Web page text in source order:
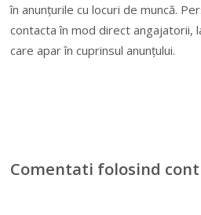
în anunțurile cu locuri de muncă.
contacta în mod direct angajatorii,
care apar în cuprinsul anunțului.
Comentati folosind